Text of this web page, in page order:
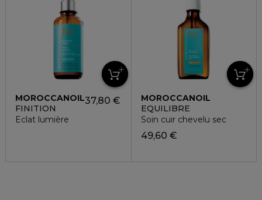
MOROCCANOIL
FINITION
Eclat lumière
37,80 €
MOROCCANOIL
EQUILIBRE
Soin cuir chevelu sec
49,60 €